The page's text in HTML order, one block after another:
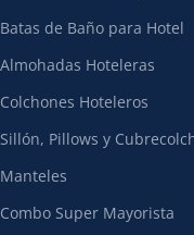
Batas de Baño para Hotel
Almohadas Hoteleras
Colchones Hoteleros
Sillón, Pillows y
Manteles
Combo Super Mayorista